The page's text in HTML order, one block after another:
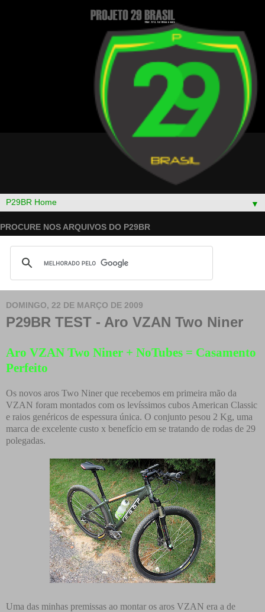
▼
PROCURE NOS ARQUIVOS DO P29BR
DOMINGO, 22 DE MARÇO DE 2009
P29BR TEST - Aro VZAN Two Niner
Aro VZAN Two Niner + NoTubes = Casamento
Perfeito
Os novos aros Two Niner que recebemos em primeira mão da
VZAN foram montados com os levíssimos cubos American Classic
e raios genéricos de espessura única. O conjunto pesou 2 Kg, uma
marca de excelente custo x benefício em se tratando de rodas de 29
polegadas.
Uma das minhas premissas ao montar os aros VZAN era a de